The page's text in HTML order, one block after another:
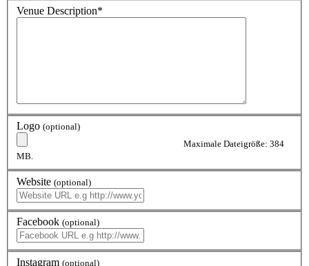
Venue Description*
Logo (optional)
Maximale Dateigröße: 384
MB.
Website (optional)
Facebook (optional)
Instagram (optional)